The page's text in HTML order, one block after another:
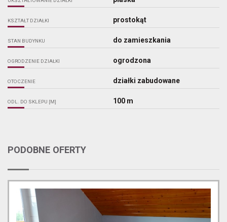
KSZTAŁT DZIAŁKI prostokąt
STAN BUDYNKU do zamieszkania
OGRODZENIE DZIAŁKI ogrodzona
OTOCZENIE działki zabudowane
ODL. DO SKLEPU [M] 100 m
PODOBNE OFERTY